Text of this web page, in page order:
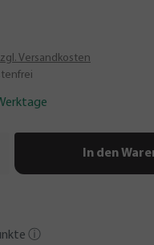
Versandkosten
In den
ⓘ